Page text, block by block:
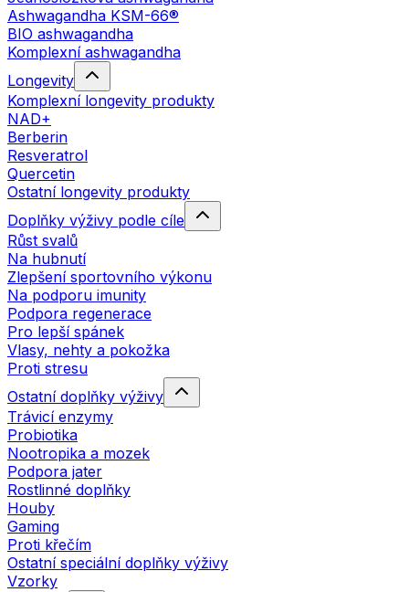
Ashwagandha KSM-66®
BIO ashwagandha
Komplexní ashwagandha
Longevity
Komplexní longevity produkty
NAD+
Berberin
Resveratrol
Quercetin
Ostatní longevity produkty
Doplňky výživy podle cíle
Růst svalů
Na hubnutí
Zlepšení sportovního výkonu
Na podporu imunity
Podpora regenerace
Pro lepší spánek
Vlasy, nehty a pokožka
Proti stresu
Ostatní doplňky výživy
Trávicí enzymy
Probiotika
Nootropika a mozek
Podpora jater
Rostlinné doplňky
Houby
Gaming
Proti křečím
Ostatní speciální doplňky výživy
Vzorky